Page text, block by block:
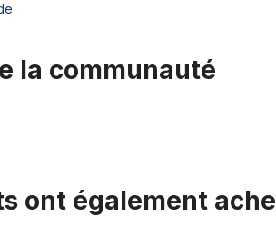
la communauté
ont également